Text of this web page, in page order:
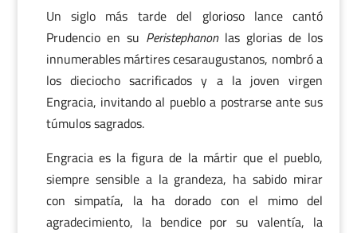
Un siglo más tarde del glorioso lance cantó
Prudencio en su Peristephanon las glorias de los
innumerables mártires cesaraugustanos, nombró a
los dieciocho sacrificados y a la joven virgen
Engracia, invitando al pueblo a postrarse ante sus
túmulos sagrados.
Engracia es la figura de la mártir que el pueblo,
siempre sensible a la grandeza, ha sabido mirar
con simpatía, la ha dorado con el mimo del
agradecimiento, la bendice por su valentía, la